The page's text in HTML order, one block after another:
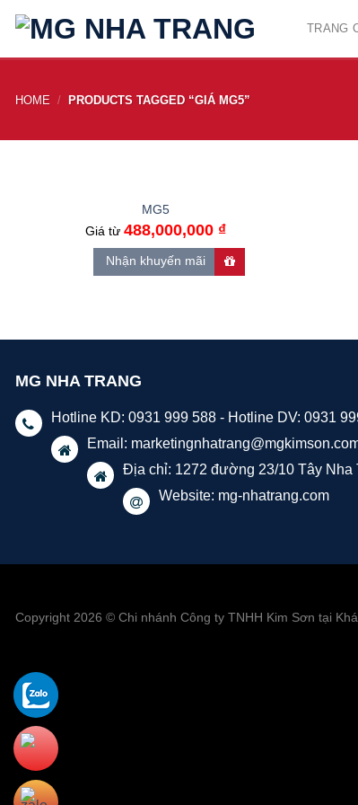
content
TRANG
HOME / PRODUCTS TAGGED “GIÁ MG5”
MG5
Giá từ 488,000,000 ₫
Nhận khuyến mãi
MG NHA TRANG
Hotline KD: 0931 999 588 - Hotline DV: 0931
Email:
Địa chỉ: 1272 đường 23/10 Tây Nha
Website: mg-nhatrang.com
Copyright 2026 © Chi nhánh Công ty TNHH Kim Sơn tại